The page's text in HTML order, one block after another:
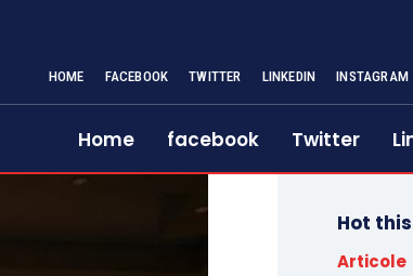
HOME FACEBOOK TWITTER LINKEDIN INSTAGRAM
Home facebook Twitter
Hot
Articole